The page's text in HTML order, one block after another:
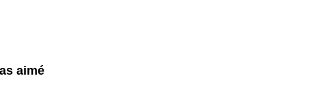
aimé